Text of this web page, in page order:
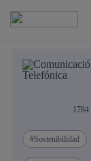
1784
Sostenibilidad